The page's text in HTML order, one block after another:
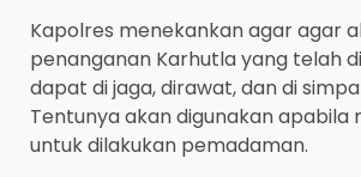
Kapolres menekankan agar agar
penanganan Karhutla yang telah
dapat di jaga, dirawat, dan di
Tentunya akan digunakan apabila
untuk dilakukan pemadaman.